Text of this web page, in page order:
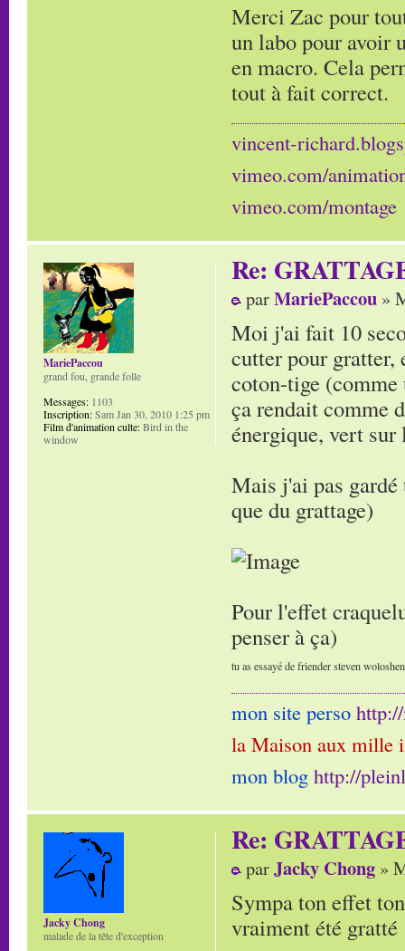
Merci Zac pour
un labo pour avoir
en macro. Cela
tout à fait correct.
vincent-
vimeo.com/
vimeo.com/montage
Re:
parMariePaccou »
Moi j'ai fait 10
cutter pour gratter,
coton-tige
ça rendait comme
énergique, vert sur
Mais j'ai pas
que du grattage)
Pour l'effet
penser à ça)
tu as essayé de friender steven
mon site perso
la Maison aux mille
mon blog http://
MariePaccou
grand fou, grande folle
Messages: 1103
Inscription:Sam Jan 30, 2010 1:25 pm
Film d'animation culte:Bird in the
window
Re:
parJacky Chong »
Sympa ton effet
vraiment été gratté
Jacky Chong
malade de la tête d'exception